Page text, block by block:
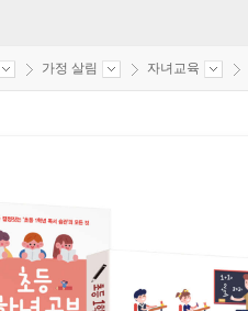
가정 살림 자녀교육